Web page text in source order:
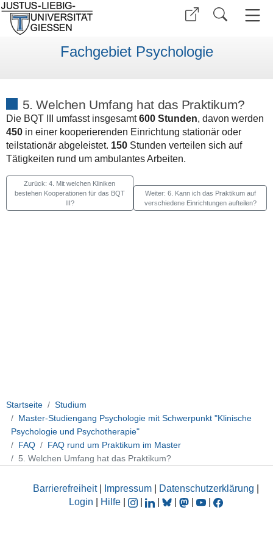
Fachgebiet Psychologie
5. Welchen Umfang hat das Praktikum?
Die BQT III umfasst insgesamt600 Stunden, davon werden
450in einer kooperierenden Einrichtung stationär oder
teilstationär abgeleistet. 150Stunden verteilen sich auf
Tätigkeiten rund um ambulantes Arbeiten.
Zurück: 4. Mit welchen Kliniken
bestehen Kooperationen für das BQT
III?
Weiter: 6. Kann ich das Praktikum auf
verschiedene Einrichtungen aufteilen?
Startseite
Studium
Master-Studiengang Psychologie mit Schwerpunkt "Klinische
Psychologie und Psychotherapie"
FAQ
FAQ rund um Praktikum im Master
5. Welchen Umfang hat das Praktikum?
Barrierefreiheit| Impressum Datenschutzerklärung
Login
Hilfe